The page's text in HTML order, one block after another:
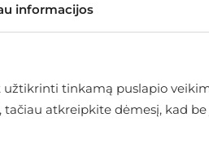
informacijos
tinkamą puslapio
atkreipkite dėmesį, kad